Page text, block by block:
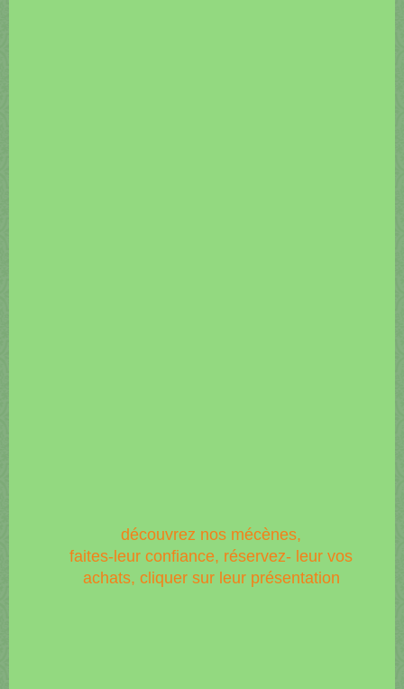
découvrez nos mécènes,
faites-leur confiance, réservez- leur vos
achats, cliquer sur leur présentation